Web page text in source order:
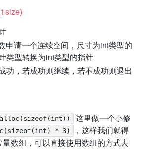
size)
申请一个连续空间，尺寸为int类型的
类型转换为int类型的指针
功，若成功则继续，若不成功则退出
这里做一个小修
* 3)
，这样我们就得
数组，可以直接使用数组的方式去